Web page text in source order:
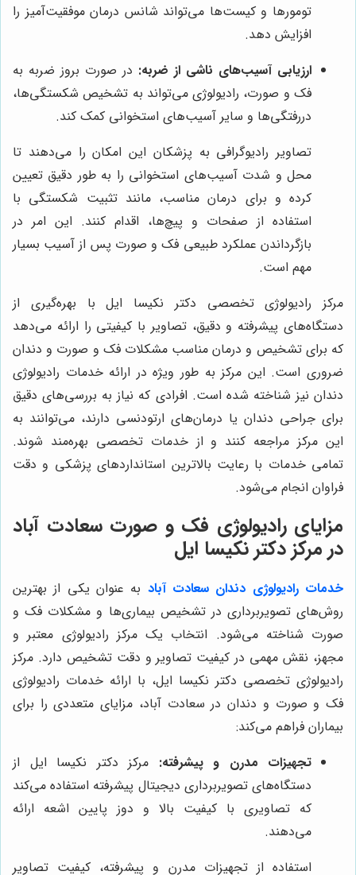
تومورها و کیست‌ها می‌تواند شانس درمان موفقیت‌آمیز را
افزایش دهد.
ارزیابی آسیب‌های ناشی از ضربه: در صورت بروز ضربه به
فک و صورت، رادیولوژی می‌تواند به تشخیص شکستگی‌ها،
دررفتگی‌ها و سایر آسیب‌های استخوانی کمک کند.
تصاویر رادیوگرافی به پزشکان این امکان را می‌دهند تا
محل و شدت آسیب‌های استخوانی را به طور دقیق تعیین
کرده و برای درمان مناسب، مانند تثبیت شکستگی با
استفاده از صفحات و پیچ‌ها، اقدام کنند. این امر در
بازگرداندن عملکرد طبیعی فک و صورت پس از آسیب بسیار
مهم است.
مرکز رادیولوژی تخصصی دکتر نکیسا ایل با بهره‌گیری از
دستگاه‌های پیشرفته و دقیق، تصاویر با کیفیتی را ارائه می‌دهد
که برای تشخیص و درمان مناسب مشکلات فک و صورت و دندان
ضروری است. این مرکز به طور ویژه در ارائه خدمات رادیولوژی
دندان نیز شناخته شده است. افرادی که نیاز به بررسی‌های دقیق
برای جراحی دندان یا درمان‌های ارتودنسی دارند، می‌توانند به
این مرکز مراجعه کنند و از خدمات تخصصی بهره‌مند شوند.
تمامی خدمات با رعایت بالاترین استانداردهای پزشکی و دقت
فراوان انجام می‌شود.
مزایای رادیولوژی فک و صورت سعادت آباد
در مرکز دکتر نکیسا ایل
خدمات رادیولوژی دندان سعادت آباد به عنوان یکی از بهترین
روش‌های تصویربرداری در تشخیص بیماری‌ها و مشکلات فک و
صورت شناخته می‌شود. انتخاب یک مرکز رادیولوژی معتبر و
مجهز، نقش مهمی در کیفیت تصاویر و دقت تشخیص دارد. مرکز
رادیولوژی تخصصی دکتر نکیسا ایل، با ارائه خدمات رادیولوژی
فک و صورت و دندان در سعادت آباد، مزایای متعددی را برای
بیماران فراهم می‌کند:
تجهیزات مدرن و پیشرفته: مرکز دکتر نکیسا ایل از
دستگاه‌های تصویربرداری دیجیتال پیشرفته استفاده می‌کند
که تصاویری با کیفیت بالا و دوز پایین اشعه ارائه
می‌دهند.
استفاده از تجهیزات مدرن و پیشرفته، کیفیت تصاویر